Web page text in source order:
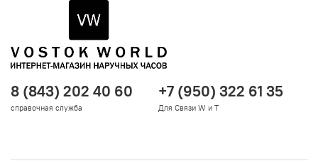
8 (843) 202 40 60
справочная служба
+7 (950) 322 61 35
Для Связи W и T